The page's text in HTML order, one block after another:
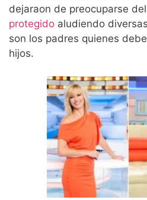
dejaraon de preocuparse del
protegido aludiendo
son los padres quienes
hijos.